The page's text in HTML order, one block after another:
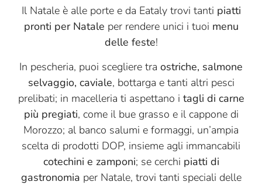
Scyavuru
Sicily Food
Slitti
Smeralda
Soena
Sorelle Nurzia
Sottolestelle
Il Natale è alle porte e da Eataly trovi tanti piatti
pronti per Natale per rendere unici i tuoi menu
delle feste!
In pescheria, puoi scegliere tra ostriche, salmone
selvaggio, caviale, bottarga e tanti altri pesci
prelibati; in macelleria ti aspettano i tagli di carne
più pregiati, come il bue grasso e il cappone di
Morozzo; al banco salumi e formaggi, un’ampia
scelta di prodotti DOP, insieme agli immancabili
cotechini e zamponi; se cerchi piatti di
gastronomia per Natale, trovi tanti speciali delle